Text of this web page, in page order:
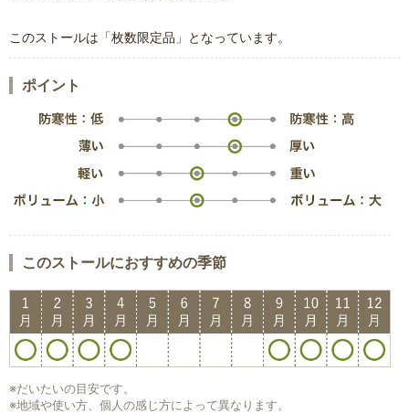
ポイント
このストールにおすすめの季節
※だいたいの目安です。
※地域や使い方、個人の感じ方によって異なります。
このストールは「枚数限定品」となっています。